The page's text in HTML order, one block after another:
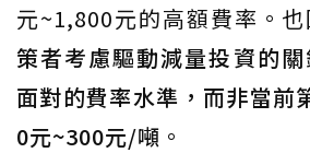
元~1,800元的高額費率。
策者考慮驅動減量投資的
面對的費率水準，而非當前
0元~300元/噸 。